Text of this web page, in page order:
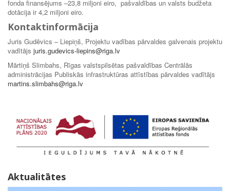
fonda finansējums –23,8 miljoni eiro, pašvaldības un valsts budžeta
dotācija ir 4,2 miljoni eiro.
Kontaktinformācija
Juris Gudēvics – Liepiņš, Projektu vadības pārvaldes galvenais projektu
vadītājs juris.gudevics-liepins@riga.lv
Mārtiņš Slimbahs, Rīgas valstspilsētas pašvaldības Centrālās
administrācijas Publiskās infrastruktūras attīstības pārvaldes vadītājs
martins.slimbahs@riga.lv
Aktualitātes